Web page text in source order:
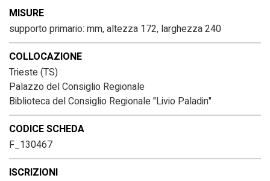
MISURE
supporto primario: mm, altezza 172, larghezza 240
COLLOCAZIONE
Trieste (TS)
Palazzo del Consiglio Regionale
Biblioteca del Consiglio Regionale "Livio Paladin"
CODICE SCHEDA
F_130467
ISCRIZIONI